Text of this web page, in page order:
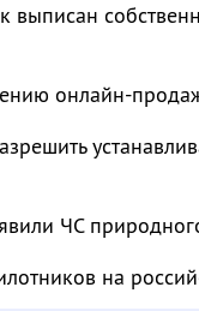
онлайн-
ЧС
на